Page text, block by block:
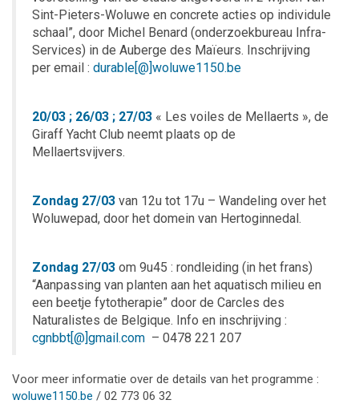
Sint-Pieters-Woluwe en concrete acties op individule
schaal”, door Michel Benard (onderzoekbureau Infra-
Services) in de Auberge des Maïeurs. Inschrijving
per email : durable[@]woluwe1150.be
20/03 ; 26/03 ; 27/03 « Les voiles de Mellaerts », de
Giraff Yacht Club neemt plaats op de
Mellaertsvijvers.
Zondag 27/03 van 12u tot 17u – Wandeling over het
Woluwepad, door het domein van Hertoginnedal.
Zondag 27/03 om 9u45 : rondleiding (in het frans)
“Aanpassing van planten aan het aquatisch milieu en
een beetje fytotherapie” door de Carcles des
Naturalistes de Belgique. Info en inschrijving :
cgnbbt[@]gmail.com – 0478 221 207
Voor meer informatie over de details van het programme :
woluwe1150.be / 02 773 06 32